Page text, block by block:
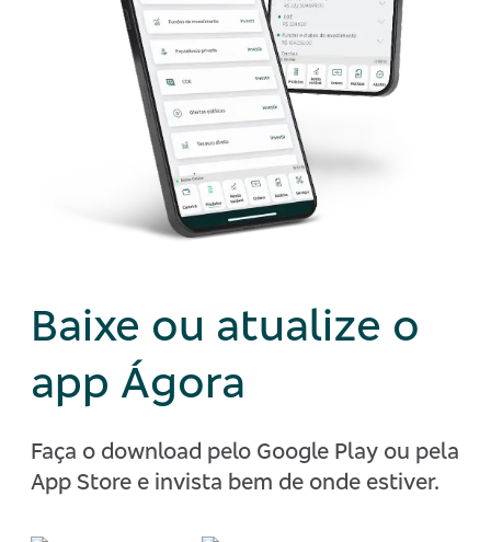
Baixe ou atualize o
app Ágora
Faça o download pelo Google Play ou pela
App Store e invista bem de onde estiver.